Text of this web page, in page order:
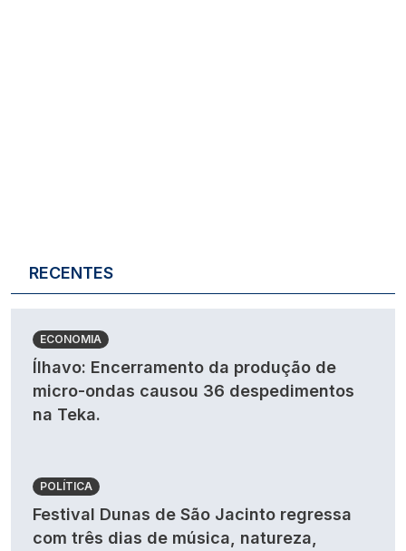
RECENTES
ECONOMIA
Ílhavo: Encerramento da produção de
micro-ondas causou 36 despedimentos
na Teka.
POLÍTICA
Festival Dunas de São Jacinto regressa
com três dias de música, natureza,